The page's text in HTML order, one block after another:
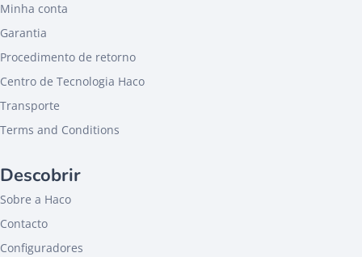
Minha conta
Garantia
Procedimento de retorno
Centro de Tecnologia Haco
Transporte
Terms and Conditions
Descobrir
Sobre a Haco
Contacto
Configuradores